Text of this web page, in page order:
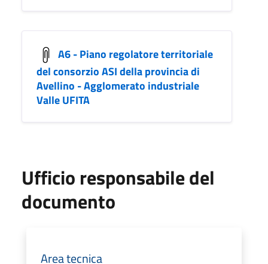
A6 - Piano regolatore territoriale
del consorzio ASI della provincia di
Avellino - Agglomerato industriale
Valle UFITA
Ufficio responsabile del
documento
Area tecnica